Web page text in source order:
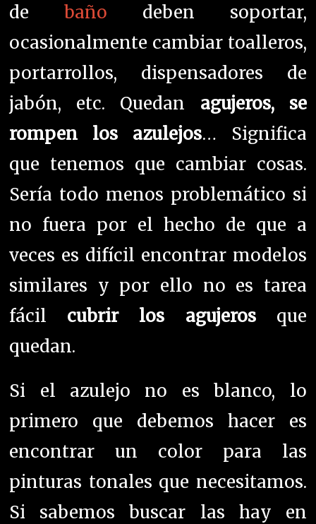
debaño deben soportar,
ocasionalmente cambiar toalleros,
portarrollos, dispensadores de
jabón, etc. Quedan agujeros, se
rompen los azulejos… Significa
que tenemos que cambiar cosas.
Sería todo menos problemático si
no fuera por el hecho de que a
veces es difícil encontrar modelos
similares y por ello no es tarea
fácil cubrir los agujerosque
quedan.
Si el azulejo no es blanco, lo
primero que debemos hacer es
encontrar un color para las
pinturas tonales que necesitamos.
Si sabemos buscar las hay en